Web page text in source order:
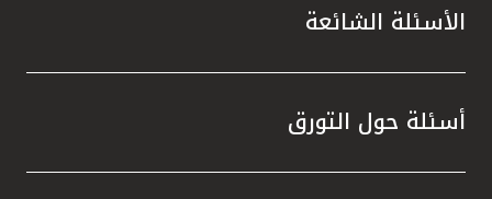
الأسئلة الشائعة
أسئلة حول التورق